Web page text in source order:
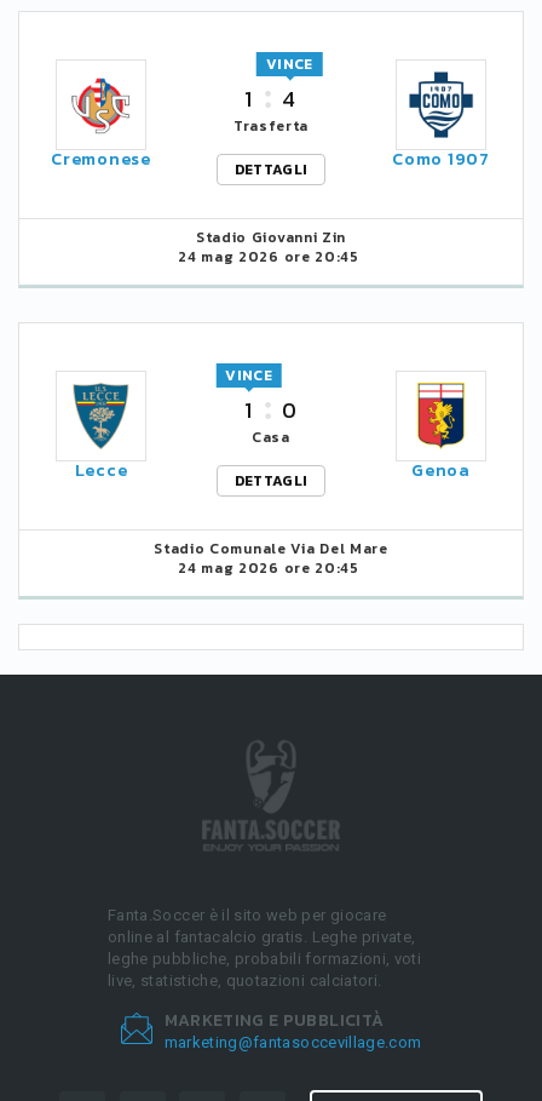
Cremonese
1 4
VINCE
Trasferta
DETTAGLI
Como 1907
Stadio Giovanni Zin
24 mag 2026 ore 20:45
Lecce
1
VINCE
0
Casa
DETTAGLI
Genoa
Stadio Comunale Via Del Mare
24 mag 2026 ore 20:45
Fanta.Soccer è il sito web per giocare
online al fantacalcio gratis. Leghe private,
leghe pubbliche, probabili formazioni, voti
live, statistiche, quotazioni calciatori.
MARKETING E PUBBLICITÀ
marketing@fantasoccevillage.com